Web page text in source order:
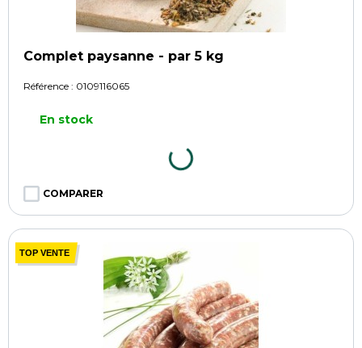
Complet paysanne - par 5 kg
Référence : 0109116065
En stock
COMPARER
TOP VENTE